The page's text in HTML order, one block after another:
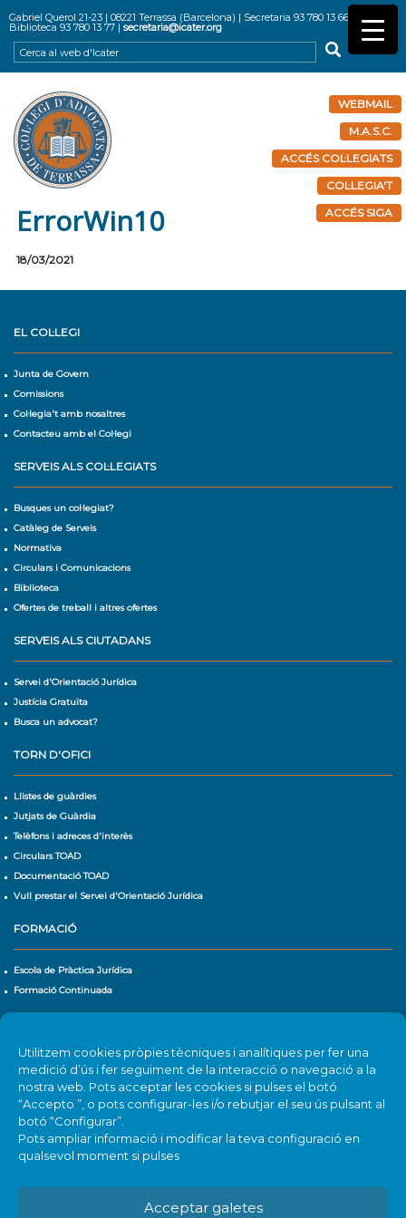
Utilitzem cookies pròpies tècniques i analítiques per fer una
medició d’ús i fer seguiment de la interacció o navegació a la
nostra web. Pots acceptar les cookies si pulses el botó
“Accepto ”, o pots configurar-les i/o rebutjar el seu ús pulsant al
botó “Configurar”.
Pots ampliar informació i modificar la teva configuració en
qualsevol moment si pulses
Acceptar galetes
Gabriel Querol 21-23 | 08221 Terrassa (Barcelona) | Secretaria 93 780 13 66 |
Biblioteca 93 780 13 77 |secretaria@icater.org
WEBMAIL
M.A.S.C.
ACCÉS COL·LEGIATS
COL·LEGIA'T
ACCÉS SIGA
ErrorWin10
18/03/2021
EL COL·LEGI
Junta de Govern
Comissions
Col·legia't amb nosaltres
Contacteu amb el Col·legi
SERVEIS ALS COL·LEGIATS
Busques un col·legiat?
Catàleg de Serveis
Normativa
Circulars i Comunicacions
Biblioteca
Ofertes de treball i altres ofertes
SERVEIS ALS CIUTADANS
Servei d'Orientació Jurídica
Justícia Gratuïta
Busca un advocat?
TORN D'OFICI
Llistes de guàrdies
Jutjats de Guàrdia
Telèfons i adreces d'interès
Circulars TOAD
Documentació TOAD
Vull prestar el Servei d'Orientació Jurídica
FORMACIÓ
Escola de Pràctica Jurídica
Formació Continuada
Agenda